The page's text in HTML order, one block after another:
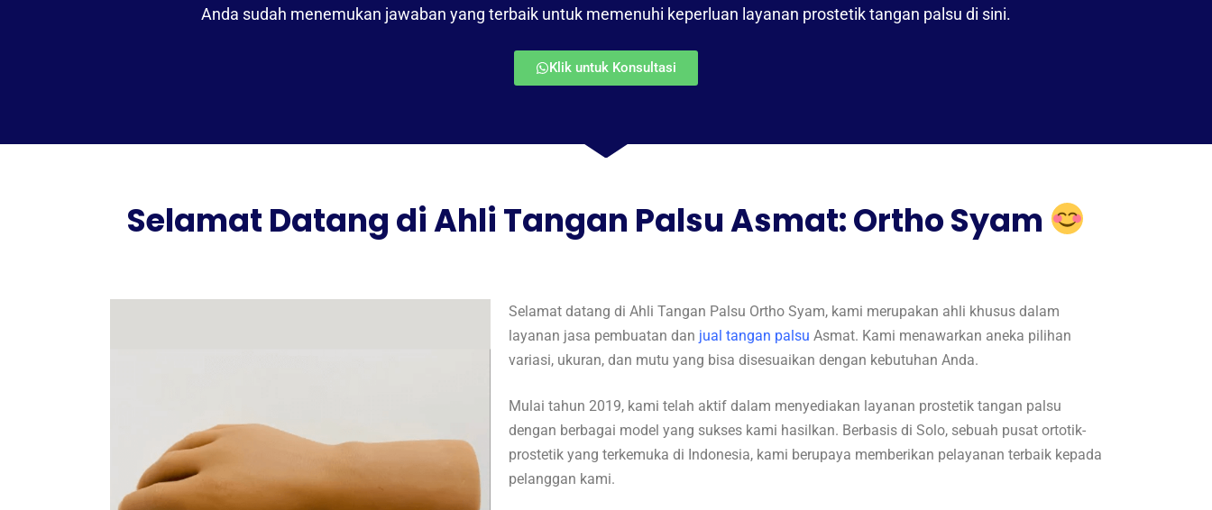
Anda sudah menemukan jawaban yang terbaik untuk memenuhi keperluan layanan prostetik tangan palsu di sini.
Klik untuk Konsultasi
Selamat Datang di Ahli Tangan Palsu Asmat: Ortho Syam
Selamat datang di Ahli Tangan Palsu Ortho Syam, kami merupakan ahli khusus dalam
layanan jasa pembuatan dan jual tangan palsu Asmat. Kami menawarkan aneka pilihan
variasi, ukuran, dan mutu yang bisa disesuaikan dengan kebutuhan Anda.
Mulai tahun 2019, kami telah aktif dalam menyediakan layanan prostetik tangan palsu
dengan berbagai model yang sukses kami hasilkan. Berbasis di Solo, sebuah pusat ortotik-
prostetik yang terkemuka di Indonesia, kami berupaya memberikan pelayanan terbaik kepada
pelanggan kami.